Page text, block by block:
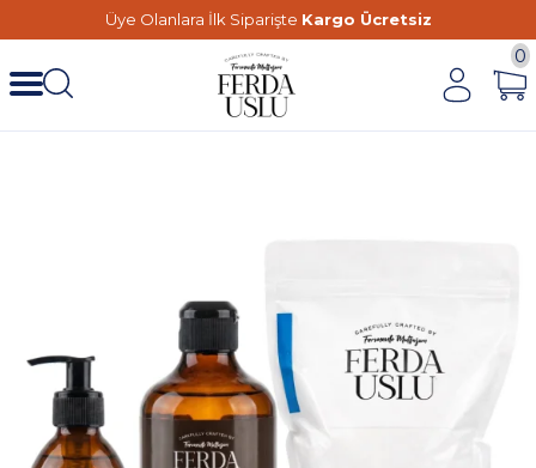
Üye Olanlara İlk Siparişte Kargo Ücretsiz
0